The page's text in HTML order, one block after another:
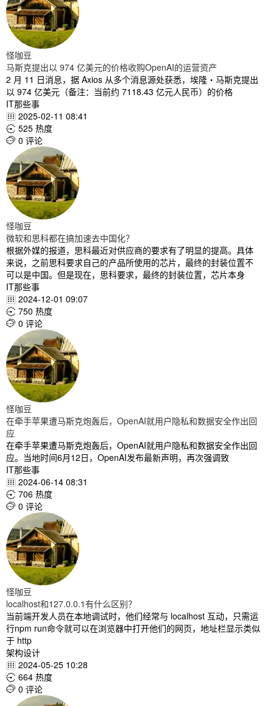
怪咖豆
马斯克提出以 974 亿美元的价格收购OpenAI的运营资产
2 月 11 日消息，据 Axios 从多个消息源处获悉，埃隆・马斯克提出
以 974 亿美元（备注：当前约 7118.43 亿元人民币）的价格
IT那些事
 2025-02-11 08:41
 525 热度
 0 评论
怪咖豆
微软和思科都在搞加速去中国化？
根据外媒的报道，思科最近对供应商的要求有了明显的提高。具体
来说，之前思科要求自己的产品所使用的芯片，最终的封装位置不
可以是中国。但是现在，思科要求，最终的封装位置，芯片本身
IT那些事
 2024-12-01 09:07
 750 热度
 0 评论
怪咖豆
在牵手苹果遭马斯克炮轰后，OpenAI就用户隐私和数据安全作出回
应
在牵手苹果遭马斯克炮轰后，OpenAI就用户隐私和数据安全作出回
应。当地时间6月12日，OpenAI发布最新声明，再次强调致
IT那些事
 2024-06-14 08:31
 706 热度
 0 评论
怪咖豆
localhost和127.0.0.1有什么区别？
当前端开发人员在本地调试时，他们经常与 localhost 互动，只需运
行npm run命令就可以在浏览器中打开他们的网页，地址栏显示类似
于 http
架构设计
 2024-05-25 10:28
 664 热度
 0 评论